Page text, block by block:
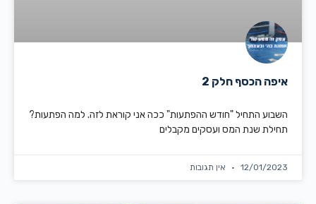
איפה הכסף חלק 2
השבוע התחיל "חודש ההפתעות" ככה אני קוראת לזה. למה הפתעות?
תחילת שנת המס ועסקים מקבלים
12/01/2023 אין תגובות